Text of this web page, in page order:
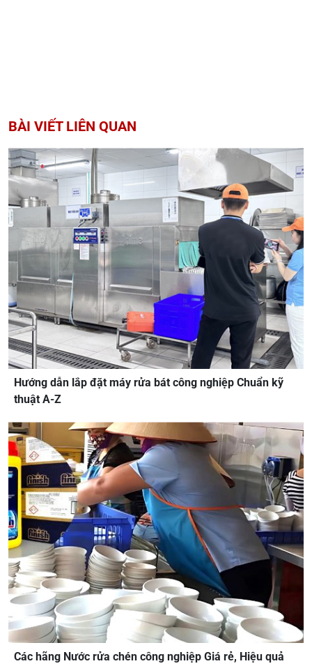
BÀI VIẾT LIÊN QUAN
Hướng dẫn lắp đặt máy rửa bát công nghiệp Chuẩn kỹ
thuật A-Z
Các hãng Nước rửa chén công nghiệp Giá rẻ, Hiệu quả